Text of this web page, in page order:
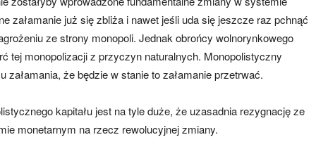
załamanie już się zbliża i nawet jeśli uda się jeszcze raz pchnąć
ze strony monopoli. Jednak obrońcy wolnorynkowego
tej monopolizacji z przyczyn naturalnych. Monopolistyczny
załamania, że będzie w stanie to załamanie przetrwać.
kapitału jest na tyle duże, że uzasadnia rezygnację ze
monetarnym na rzecz rewolucyjnej zmiany.